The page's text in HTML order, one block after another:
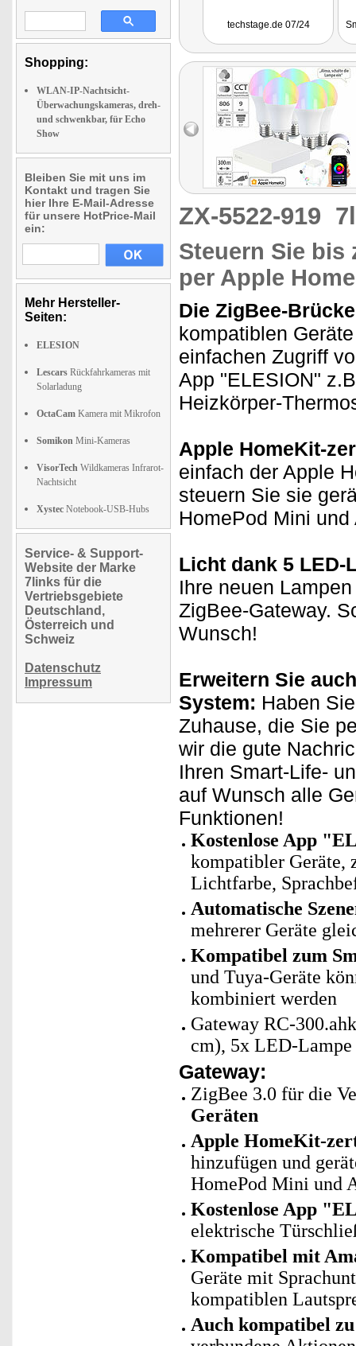
Shopping:
WLAN-IP-Nachtsicht-
Überwachungskameras, dreh-
und schwenkbar, für Echo
Show
Bleiben Sie mit uns im
Kontakt und tragen Sie
hier Ihre E-Mail-Adresse
für unsere HotPrice-Mail
ein:
Mehr Hersteller-
Seiten:
ELESION
Lescars Rückfahrkameras mit
Solarladung
OctaCam Kamera mit Mikrofon
Somikon Mini-Kameras
VisorTech Wildkameras Infrarot-
Nachtsicht
Xystec Notebook-USB-Hubs
Service- & Support-
Website der Marke
7links für die
Vertriebsgebiete
Deutschland,
Österreich und
Schweiz
Datenschutz
Impressum
techstage.de 07/24
ZX-5522-919
Steuern Sie bis
per Apple
Die ZigBee-
kompatiblen
einfachen Zugriff
App "ELESION"
Heizkörper-
Apple HomeKit-
einfach der Apple
steuern Sie sie
HomePod Mini
Licht dank 5 LED-
Ihre neuen
ZigBee-Gateway.
Wunsch!
Erweitern Sie
System: Haben
Zuhause, die Sie
wir die gute
Ihren Smart-Life-
auf Wunsch alle
Funktionen!
Kostenlose App
kompatibler Geräte,
Lichtfarbe,
Automatische
mehrerer Geräte
Kompatibel zum
und Tuya-Geräte
kombiniert werden
Gateway RC-
cm), 5x LED-
Gateway:
ZigBee 3.0 für die
Geräten
Apple HomeKit-
hinzufügen und
HomePod Mini und
Kostenlose App
elektrische
Kompatibel mit
Geräte mit
kompatiblen
Auch kompatibel